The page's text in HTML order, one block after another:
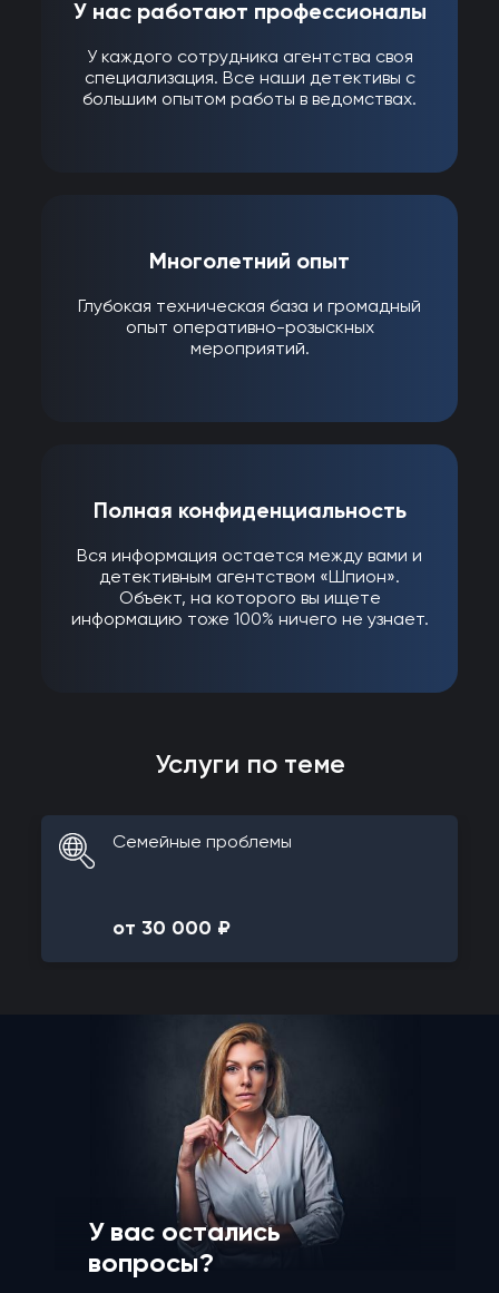
У нас работают профессионалы
У каждого сотрудника агентства своя
специализация. Все наши детективы с
большим опытом работы в ведомствах.
Многолетний опыт
Глубокая техническая база и громадный
опыт оперативно-розыскных
мероприятий.
Полная конфиденциальность
Вся информация остается между вами и
детективным агентством «Шпион».
Объект, на которого вы ищете
информацию тоже 100% ничего не узнает.
Услуги по теме
Семейные проблемы
от 30 000 ₽
У вас остались
вопросы?